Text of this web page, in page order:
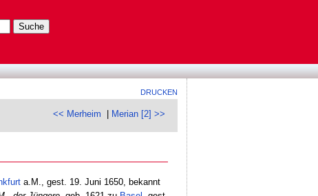
DRUCKEN
<< Merheim Merian [2] >>
a.M., gest. 19. Juni 1650, bekannt